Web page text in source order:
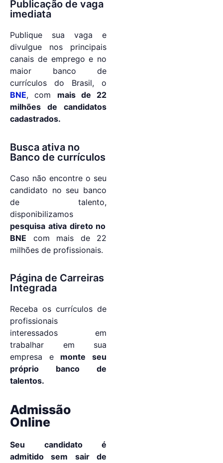
Publicação de vaga
imediata
Publique sua vaga e
divulgue nos principais
canais de emprego e no
maior banco de
currículos do Brasil, o
BNE, com mais de 22
milhões de candidatos
cadastrados.
Busca ativa no
Banco de currículos
Caso não encontre o seu
candidato no seu banco
de talento,
disponibilizamos
pesquisa ativa direto no
BNE com mais de 22
milhões de profissionais.
Página de Carreiras
Integrada
Receba os currículos de
profissionais
interessados em
trabalhar em sua
empresa e monte seu
próprio banco de
talentos.
Admissão
Online
Seu candidato é
admitido sem sair de